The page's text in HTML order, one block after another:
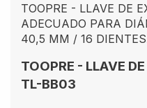
TOOPRE - LLAVE DE
ADECUADO PARA
40,5 MM / 16
TOOPRE - LLAVE
TL-BB03